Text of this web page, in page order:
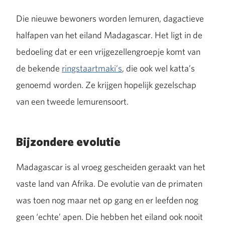
Die nieuwe bewoners worden lemuren, dagactieve
halfapen van het eiland Madagascar. Het ligt in de
bedoeling dat er een vrijgezellengroepje komt van
de bekende ringstaartmaki’s, die ook wel katta’s
genoemd worden. Ze krijgen hopelijk gezelschap
van een tweede lemurensoort.
Bijzondere evolutie
Madagascar is al vroeg gescheiden geraakt van het
vaste land van Afrika. De evolutie van de primaten
was toen nog maar net op gang en er leefden nog
geen ‘echte’ apen. Die hebben het eiland ook nooit